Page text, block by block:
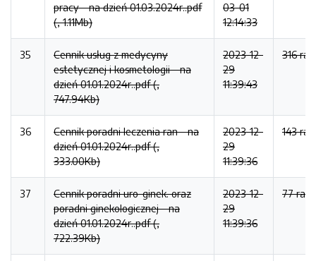
pracy - na dzień 01.03.2024r..pdf
(, 1.11Mb)
03-01
12:14:33
35
Cennik usług z medycyny
estetycznej i kosmetologii - na
dzień 01.01.2024r..pdf (,
747.94Kb)
2023-12-
29
11:39:43
316
36
Cennik poradni leczenia ran - na
dzień 01.01.2024r..pdf (,
333.00Kb)
2023-12-
29
11:39:36
143
37
Cennik poradni uro-ginek. oraz
poradni ginekologicznej - na
dzień 01.01.2024r..pdf (,
722.39Kb)
2023-12-
29
11:39:36
77 razy